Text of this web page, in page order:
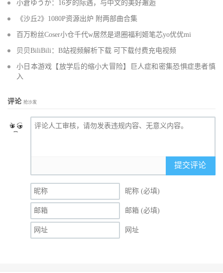
小倉ゆうか：16岁的际遇，与中文的美好邂逅
《沙丘2》1080P资源出炉 附两部曲合集
百万粉丝Coser小仓千代w居然是退圈福利姬笔芯yo优优mi
贝贝BiliBili：B站视频解析下载 可下载付费充电视频
小日本游戏【放学后的缩小大冒险】巨人症和密集恐惧症患者慎
入
评论 抢沙发
提交评论
昵称 (必填)
邮箱 (必填)
网址